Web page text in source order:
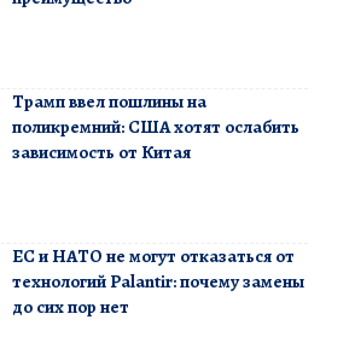
Трамп ввел пошлины на
поликремний: США хотят ослабить
зависимость от Китая
ЕС и НАТО не могут отказаться от
технологий Palantir: почему замены
до сих пор нет